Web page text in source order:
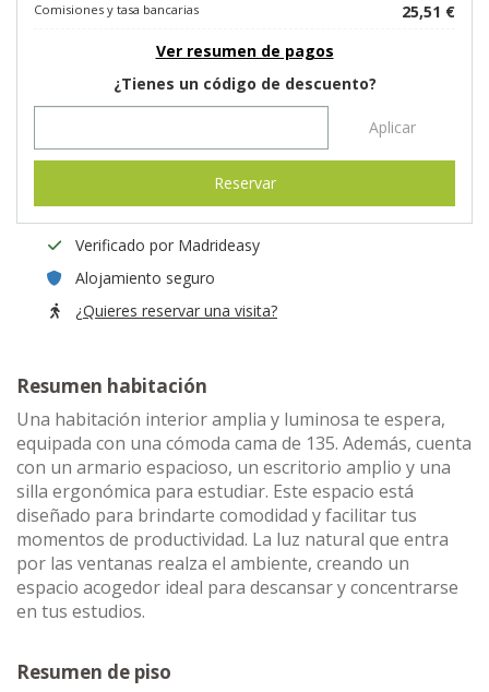
Comisiones y tasa bancarias
25,51 €
Ver resumen de pagos
¿Tienes un código de descuento?
Aplicar
Reservar
Verificado por Madrideasy
Alojamiento seguro
¿Quieres reservar una visita?
Resumen habitación
Una habitación interior amplia y luminosa te espera,
equipada con una cómoda cama de 135. Además, cuenta
con un armario espacioso, un escritorio amplio y una
silla ergonómica para estudiar. Este espacio está
diseñado para brindarte comodidad y facilitar tus
momentos de productividad. La luz natural que entra
por las ventanas realza el ambiente, creando un
espacio acogedor ideal para descansar y concentrarse
en tus estudios.
Resumen de piso